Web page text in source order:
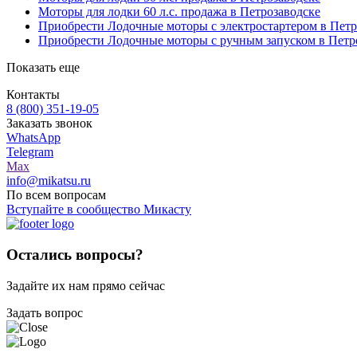
Моторы для лодки 60 л.с. продажа в Петрозаводске
Приобрести Лодочные моторы с электростартером в
Приобрести Лодочные моторы с ручным запуском в
Показать еще
Контакты
8 (800) 351-19-05
Заказать звонок
WhatsApp
Telegram
Max
info@mikatsu.ru
По всем вопросам
Вступайте в сообщество Микасту
Остались вопросы?
Задайте их нам прямо сейчас
Задать вопрос